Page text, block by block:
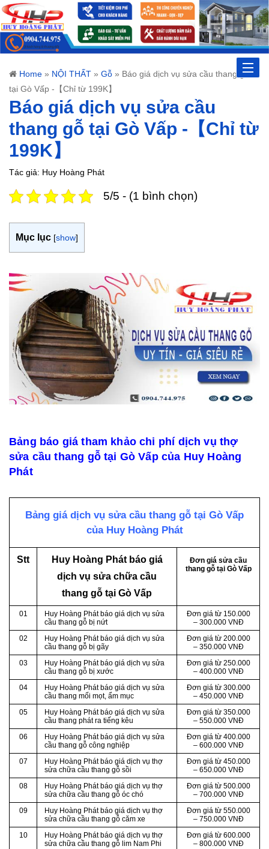
Toggle
Home » NỘI THẤT » Gỗ » Báo giá dịch vụ sửa cầu thang gỗ
tại Gò Vấp -【Chỉ từ 199K】
Báo giá dịch vụ sửa cầu
thang gỗ tại Gò Vấp -【Chỉ từ
199K】
Tác giả: Huy Hoàng Phát
5/5 - (1 bình chọn)
Mục lục [show]
Bảng báo giá tham khảo chi phí dịch vụ thợ
sửa cầu thang gỗ tại Gò Vấp của Huy Hoàng
Phát
Bảng giá dịch vụ sửa cầu thang gỗ tại Gò Vấp
của Huy Hoàng Phát
Stt
Huy Hoàng Phát báo giá
dịch vụ sửa chữa cầu
thang gỗ tại Gò Vấp
Đơn giá sửa cầu
thang gỗ tại Gò Vấp
01
Huy Hoàng Phát báo giá dịch vụ sửa
cầu thang gỗ bị nứt
Đơn giá từ 150.000
– 300.000 VNĐ
02
Huy Hoàng Phát báo giá dịch vụ sửa
cầu thang gỗ bị gãy
Đơn giá từ 200.000
– 350.000 VNĐ
03
Huy Hoàng Phát báo giá dịch vụ sửa
cầu thang gỗ bị xước
Đơn giá từ 250.000
– 400.000 VNĐ
04
Huy Hoàng Phát báo giá dịch vụ sửa
cầu thang mối mọt, ẩm mục
Đơn giá từ 300.000
– 450.000 VNĐ
05
Huy Hoàng Phát báo giá dịch vụ sửa
cầu thang phát ra tiếng kêu
Đơn giá từ 350.000
– 550.000 VNĐ
06
Huy Hoàng Phát báo giá dịch vụ sửa
cầu thang gỗ công nghiệp
Đơn giá từ 400.000
– 600.000 VNĐ
07
Huy Hoàng Phát báo giá dịch vụ thợ
sửa chữa cầu thang gỗ sồi
Đơn giá từ 450.000
– 650.000 VNĐ
08
Huy Hoàng Phát báo giá dịch vụ thợ
sửa chữa cầu thang gỗ óc chó
Đơn giá từ 500.000
– 700.000 VNĐ
09
Huy Hoàng Phát báo giá dịch vụ thợ
sửa chữa cầu thang gỗ căm xe
Đơn giá từ 550.000
– 750.000 VNĐ
10
Huy Hoàng Phát báo giá dịch vụ thợ
sửa chữa cầu thang gỗ lim Nam Phi
Đơn giá từ 600.000
– 800.000 VNĐ